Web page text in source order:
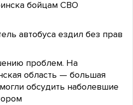
бойцам СВО
автобуса ездил без прав
проблем. На
область — большая
обсудить наболевшие